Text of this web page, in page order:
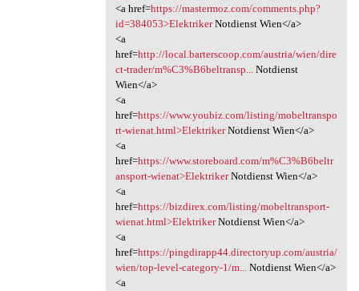
<a href=https://mastermoz.com/comments.php?
id=384053>ElektrikerNotdienst Wien</a>
<a
href=http://local.barterscoop.com/austria/wien/dire
ct-trader/m%C3%B6beltransp...
Notdienst
Wien</a>
<a
href=https://www.youbiz.com/listing/mobeltranspo
rt-wienat.html>ElektrikerNotdienst Wien</a>
<a
href=https://www.storeboard.com/m%C3%B6beltr
ansport-wienat>ElektrikerNotdienst Wien</a>
<a
href=https://bizdirex.com/listing/mobeltransport-
wienat.html>ElektrikerNotdienst Wien</a>
<a
href=https://pingdirapp44.directoryup.com/austria/
wien/top-level-category-1/m...
Notdienst Wien</a>
<a